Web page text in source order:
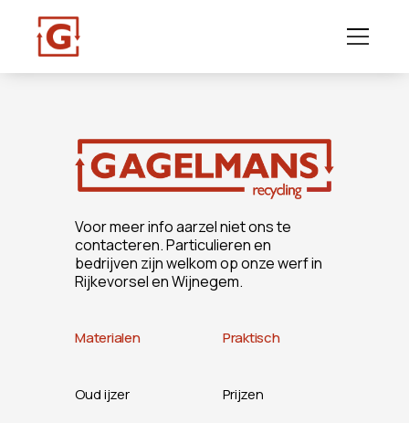
Voor meer info aarzel niet ons te
contacteren. Particulieren en
bedrijven zijn welkom op onze werf in
Rijkevorsel en Wijnegem.
Materialen
Oud ijzer
Praktisch
Prijzen